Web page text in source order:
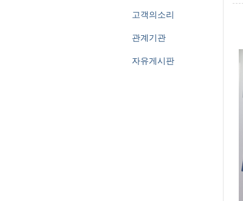
고객의소리
관계기관
자유게시판